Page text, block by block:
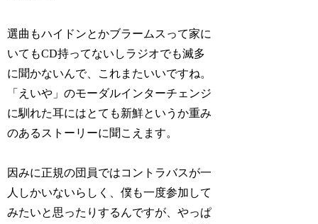
選曲もハイドンとかブラームスって家に
いてもCD持ってないしラジオでも滅多
に聞かないんで、これまたいいですね。
「えいや」のモーダルインターチェンジ
に馴れた耳にはとても新鮮というか重み
のあるストーリーに聞こえます。
因みに正規の団員ではコントラバスが一
人しかいないらしく、僕も一度参加して
みたいと思ったりするんですが、やっぱ